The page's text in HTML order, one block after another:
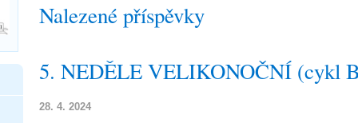
Nalezené příspěvky
5. NEDĚLE VELIKONOČNÍ (cykl
28. 4. 2024